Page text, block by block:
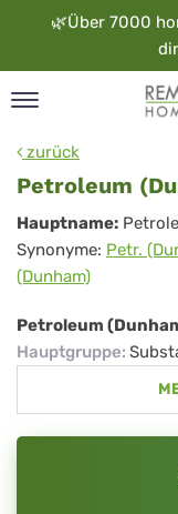
🌿Über 7000
zurück
Petroleum
Petroleum
(Dunham)
Hauptname:
Synonyme: Petr.
(Dunham)
Petroleum
Hauptgruppe: